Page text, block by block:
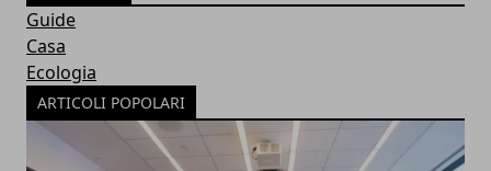
Guide
Casa
Ecologia
ARTICOLI POPOLARI